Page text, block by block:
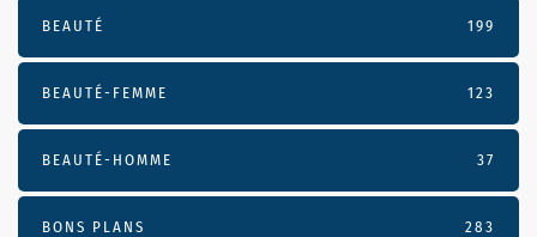
BEAUTÉ 199
BEAUTÉ-FEMME 123
BEAUTÉ-HOMME 37
BONS PLANS 283